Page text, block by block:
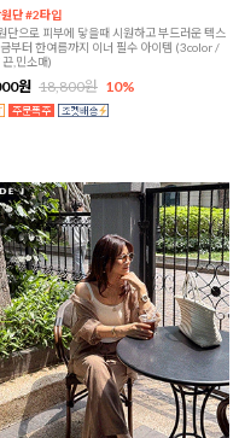
단 #2타입
단으로 피부에 닿을때 시원하고 부드러운 텍스
부터 한여름까지 이너 필수 아이템 (3color /
,민소매)
원 18,800원 10%